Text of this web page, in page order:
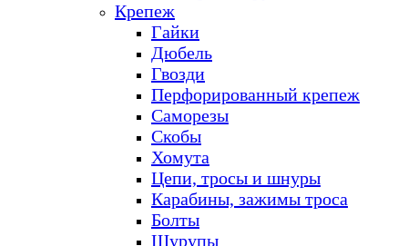
Крепеж
Гайки
Дюбель
Гвозди
Перфорированный крепеж
Саморезы
Скобы
Хомута
Цепи, тросы и шнуры
Карабины, зажимы троса
Болты
Шурупы